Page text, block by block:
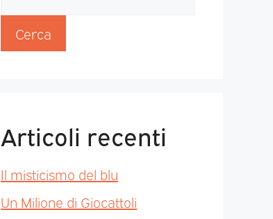
Cerca
Articoli recenti
Il misticismo del blu
Un Milione di Giocattoli